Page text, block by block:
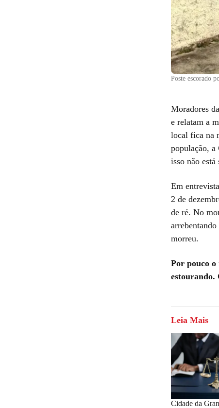
Poste escorado
Moradores
e relatam a
local fica na
população,
isso não
Em
2 de
de ré. No
morreu.
Por pouco o
estourando.
Leia Mais
Cidade da